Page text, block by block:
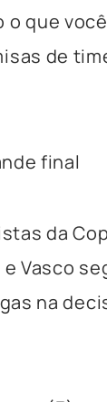
que
de
final
da
Vasco
na